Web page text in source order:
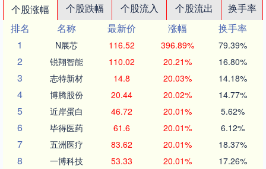
个股涨幅 个股跌幅 个股流入 个股流出
换手率
排名
名称 最新价 涨幅
换手率
1
N展芯 116.52 396.89% 79.39%
2 锐翔智能 110.02 20.21% 16.80%
3 志特新材 14.8 20.03% 14.18%
4 博腾股份 20.44 20.02% 14.77%
5 近岸蛋白 46.72 20.01% 5.62%
6 毕得医药 61.6 20.01% 6.12%
7 五洲医疗 83.62 20.01% 18.37%
8 一博科技 53.33 20.01% 17.26%